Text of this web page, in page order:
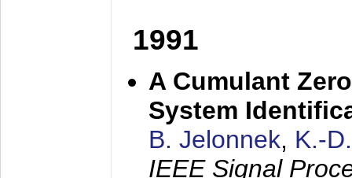
1991
A Cumulant
System
B. Jelonnek, K.-
IEEE Signal